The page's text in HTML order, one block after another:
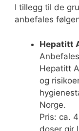
I tillegg til de
anbefales
Hepatitt
Hepatitt
og
Norge.
Pris: ca.
doser gir